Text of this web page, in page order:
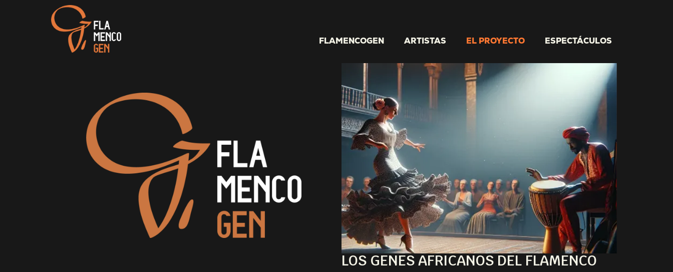
FLAMENCOGEN ARTISTAS EL PROYECTO ESPECTÁCULOS
LOS GENES AFRICANOS DEL FLAMENCO